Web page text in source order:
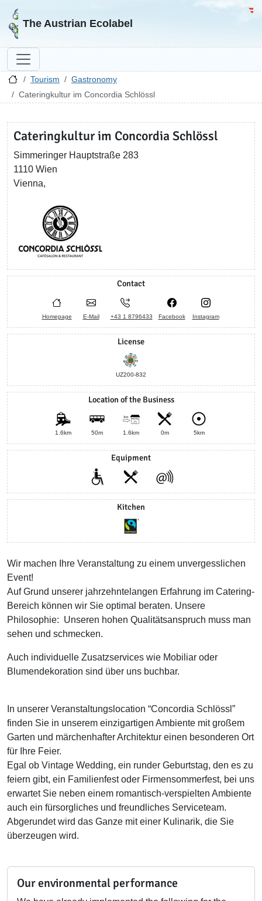
Go to homepage
The Austrian Ecolabel
Tourism
Gastronomy
Cateringkultur im Concordia Schlössl
Cateringkultur im Concordia Schlössl
Simmeringer Hauptstraße 283
1110 Wien
Vienna,
Contact
Homepage E-Mail +43 1 8796433 Facebook Instagram
License
UZ200-832
Location of the Business
1.6km 50m 1.6km 0m 5km
Equipment
Kitchen
Wir machen Ihre Veranstaltung zu einem unvergesslichen
Event!
Auf Grund unserer jahrzehntelangen Erfahrung im Catering-
Bereich können wir Sie optimal beraten. Unsere
Philosophie: Unseren hohen Qualitätsanspruch muss man
sehen und schmecken.
Auch individuelle Zusatzservices wie Mobiliar oder
Blumendekoration sind über uns buchbar.
In unserer Veranstaltungslocation “Concordia Schlössl”
finden Sie in unserem einzigartigen Ambiente mit großem
Garten und märchenhafter Architektur einen besonderen Ort
für Ihre Feier.
Egal ob Vintage Wedding, ein runder Geburtstag, den es zu
feiern gibt, ein Familienfest oder Firmensommerfest, bei uns
erwartet Sie neben einem romantisch-verspielten Ambiente
auch ein fürsorgliches und freundliches Serviceteam.
Abgerundet wird das Ganze mit einer Kulinarik, die Sie
überzeugen wird.
Our environmental performance